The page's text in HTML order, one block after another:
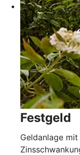
Festgeld
Geldanlage